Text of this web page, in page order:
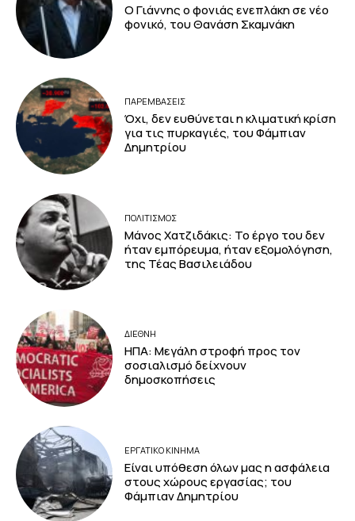
Ο Γιάννης ο φονιάς ενεπλάκη σε νέο
φονικό, του Θανάση Σκαμνάκη
ΠΑΡΕΜΒΑΣΕΙΣ
Όχι, δεν ευθύνεται η κλιματική κρίση
για τις πυρκαγιές, του Φάμπιαν
Δημητρίου
ΠΟΛΙΤΙΣΜΟΣ
Μάνος Χατζιδάκις: Το έργο του δεν
ήταν εμπόρευμα, ήταν εξομολόγηση,
της Τέας Βασιλειάδου
ΔΙΕΘΝΗ
ΗΠΑ: Μεγάλη στροφή προς τον
σοσιαλισμό δείχνουν
δημοσκοπήσεις
ΕΡΓΑΤΙΚΟ ΚΙΝΗΜΑ
Είναι υπόθεση όλων μας η ασφάλεια
στους χώρους εργασίας; του
Φάμπιαν Δημητρίου